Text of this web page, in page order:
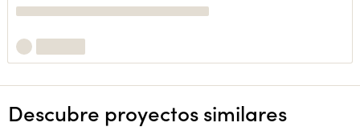
Descubre proyectos similares